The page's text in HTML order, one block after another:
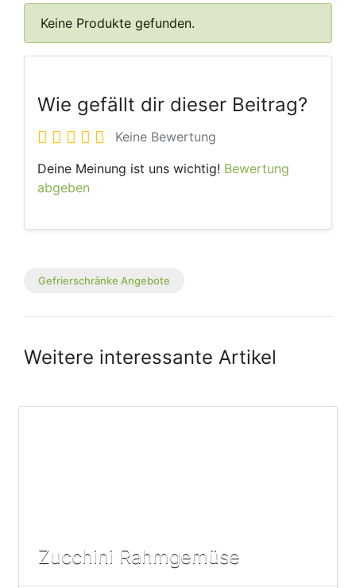
Keine Produkte gefunden.
Wie gefällt dir dieser Beitrag?
Keine Bewertung
Deine Meinung ist uns wichtig! Bewertung
abgeben
Gefrierschränke Angebote
Weitere interessante Artikel
Zucchini Rahmgemüse